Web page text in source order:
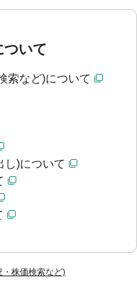
・株価検索など)
ついて
索など)について
し)について